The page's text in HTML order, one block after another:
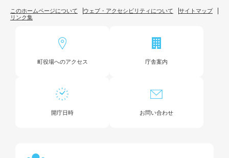
このホームページについて ウェブ・アクセシビリティについて
サイトマップ
リンク集
町役場へのアクセス 庁舎案内
開庁日時 お問い合わせ